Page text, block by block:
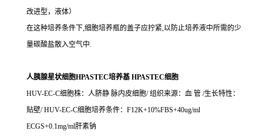
改进型，液体）
在这种培养条件下,细胞培养瓶的盖子应拧紧,以防止培养液中所需的少
量碳酸盐散入空气中.
人胰腺星状细胞HPASTEC培养基 HPASTEC细胞
HUV-EC-C细胞株：人脐静 脉内皮细胞/ 组织来源：血 管 /生长特性：
贴壁/ HUV-EC-C细胞培养条件：F12K+10%FBS+40ug/ml
ECGS+0.1mg/ml肝素钠